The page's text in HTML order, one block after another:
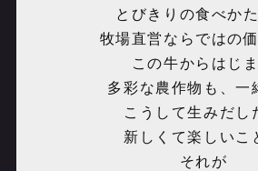
とびきりの食べかた
牧場直営ならではの価
この牛からはじ
多彩な農作物も、一
こうして生みだし
新しくて楽しいこ
それが